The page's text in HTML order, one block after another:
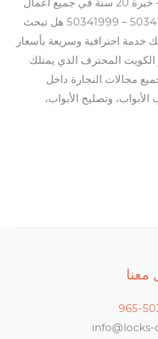
رقم نجار أفضل نجار في الكويت – خبرة 20 سنة في جميع أعمال
النجارة الاتصال والواتساب: 50341888 – 50341999 هل تبحث
احترافية وسريعة بأسعار
المحترف الذي يمتلك
من 20 عامًا في جميع مجالات النجارة داخل
وتصليح الأبواب،
معنا
965-